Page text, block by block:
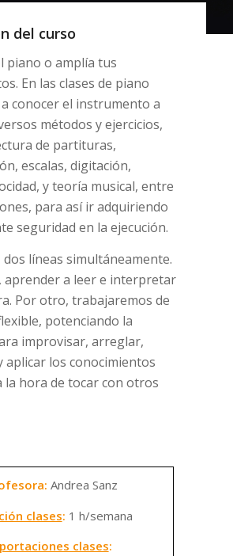
del curso
piano o amplía tus
En las clases de piano
conocer el instrumento a
métodos y ejercicios,
de partituras,
escalas, digitación,
y teoría musical, entre
para así ir adquiriendo
seguridad en la ejecución.
líneas simultáneamente.
aprender a leer e interpretar
Por otro, trabajaremos de
potenciando la
improvisar, arreglar,
los conocimientos
la hora de tocar con otros
Andrea Sanz
clases: 1 h/semana
clases: